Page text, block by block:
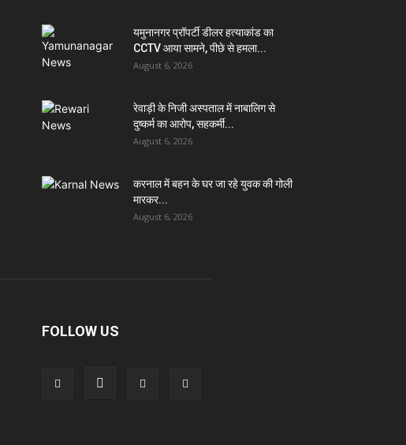
यमुनानगर प्रॉपर्टी डीलर हत्याकांड का
CCTV आया सामने, पीछे से हमला...
August 6, 2026
रेवाड़ी के निजी अस्पताल में नाबालिग से
दुष्कर्म का आरोप, सहकर्मी...
August 6, 2026
करनाल में बहन के घर जा रहे युवक की गोली
मारकर...
August 6, 2026
FOLLOW US